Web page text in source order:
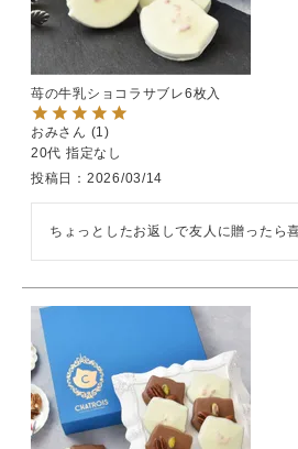
苺の牛乳ショコラサブレ6枚入
おみ
1
20代 指定なし
投稿日
2026/03/14